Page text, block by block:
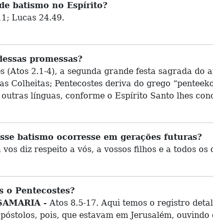
batismo no Espírito?
Lucas 24.49.
promessas?
(Atos 2.1-4), a segunda grande festa sagrada do
Colheitas; Pentecostes deriva do grego
línguas, conforme o Espírito Santo lhes
batismo ocorresse em gerações futuras?
diz respeito a vós, a vossos filhos e a todos
o Pentecostes?
- Atos 8.5-17. Aqui temos o registro
pois, que estavam em Jerusalém,